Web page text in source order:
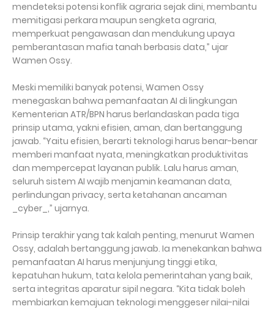
mendeteksi potensi konflik agraria sejak dini, membantu
memitigasi perkara maupun sengketa agraria,
memperkuat pengawasan dan mendukung upaya
pemberantasan mafia tanah berbasis data,” ujar
Wamen Ossy.
Meski memiliki banyak potensi, Wamen Ossy
menegaskan bahwa pemanfaatan AI di lingkungan
Kementerian ATR/BPN harus berlandaskan pada tiga
prinsip utama, yakni efisien, aman, dan bertanggung
jawab. “Yaitu efisien, berarti teknologi harus benar-benar
memberi manfaat nyata, meningkatkan produktivitas
dan mempercepat layanan publik. Lalu harus aman,
seluruh sistem AI wajib menjamin keamanan data,
perlindungan privacy, serta ketahanan ancaman
_cyber_,” ujarnya.
Prinsip terakhir yang tak kalah penting, menurut Wamen
Ossy, adalah bertanggung jawab. Ia menekankan bahwa
pemanfaatan AI harus menjunjung tinggi etika,
kepatuhan hukum, tata kelola pemerintahan yang baik,
serta integritas aparatur sipil negara. “Kita tidak boleh
membiarkan kemajuan teknologi menggeser nilai-nilai